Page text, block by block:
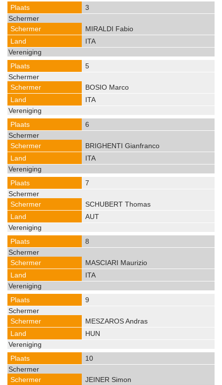
3
MIRALDI Fabio
ITA
5
BOSIO Marco
ITA
6
BRIGHENTI Gianfranco
ITA
7
SCHUBERT Thomas
AUT
8
MASCIARI Maurizio
ITA
9
MESZAROS Andras
HUN
10
JEINER Simon